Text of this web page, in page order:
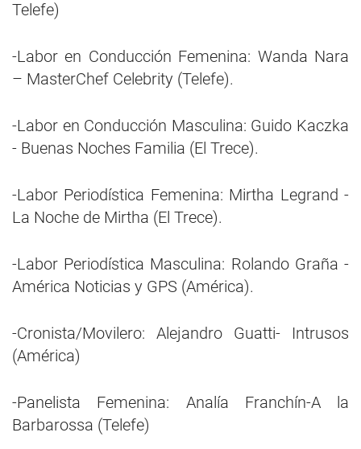
Telefe)
-Labor en Conducción Femenina: Wanda Nara
– MasterChef Celebrity (Telefe).
-Labor en Conducción Masculina: Guido Kaczka
- Buenas Noches Familia (El Trece).
-Labor Periodística Femenina: Mirtha Legrand -
La Noche de Mirtha (El Trece).
-Labor Periodística Masculina: Rolando Graña -
América Noticias y GPS (América).
-Cronista/Movilero: Alejandro Guatti- Intrusos
(América)
-Panelista Femenina: Analía Franchín-A la
Barbarossa (Telefe)